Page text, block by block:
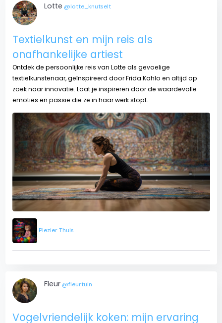
Lotte @lotte_knutselt
Textielkunst en mijn reis als
onafhankelijke artiest
Ontdek de persoonlijke reis van Lotte als gevoelige
textielkunstenaar, geïnspireerd door Frida Kahlo en altijd op
zoek naar innovatie. Laat je inspireren door de waardevolle
emoties en passie die ze in haar werk stopt.
Plezier Thuis
Fleur @fleurtuin
Vogelvriendelijk koken: mijn ervaring